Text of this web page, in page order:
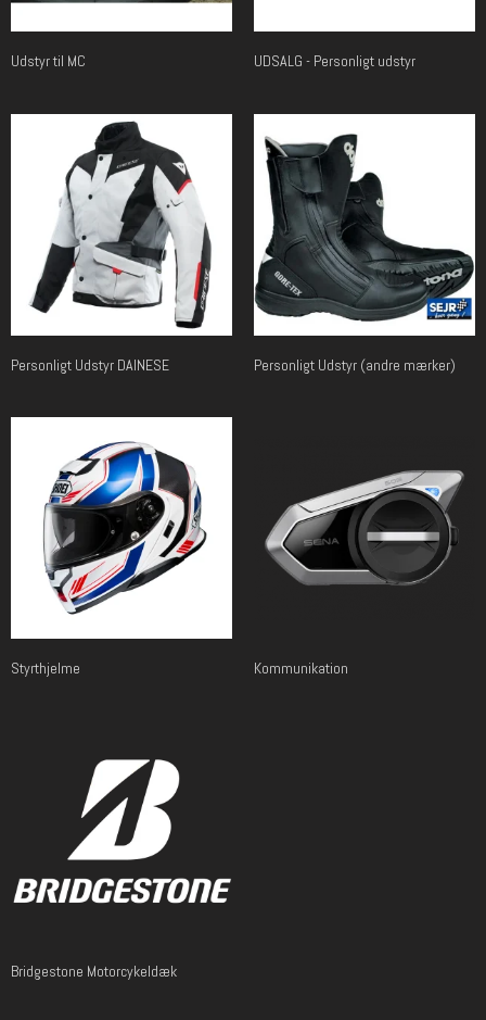
Udstyr til MC UDSALG - Personligt udstyr
Personligt Udstyr DAINESE Personligt Udstyr (andre mærker)
Styrthjelme Kommunikation
Bridgestone Motorcykeldæk